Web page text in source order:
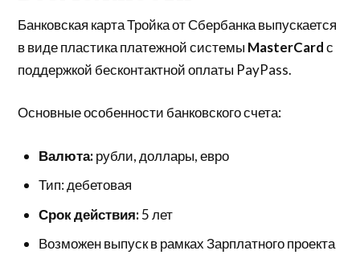
Банковская карта Тройка от Сбербанка выпускается
в виде пластика платежной системы MasterCardс
поддержкой бесконтактной оплаты PayPass.
Основные особенности банковского счета:
Валюта:рубли, доллары, евро
Тип: дебетовая
Срок действия:5 лет
Возможен выпуск в рамках Зарплатного проекта